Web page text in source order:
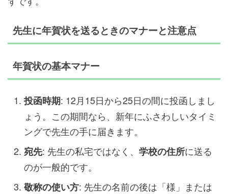
先生に年賀状を送るときのマナーと注意点
年賀状の基本マナー
投函時期: 12月15日から25日の間に投函しまし
ょう。この期間なら、新年にふさわしいタイミ
ングで先生の手に届きます。
宛先: 先生の私宅ではなく、 学校の住所に送る
のが一般的です。
敬称の使い方: 先生の名前の後は「様」または